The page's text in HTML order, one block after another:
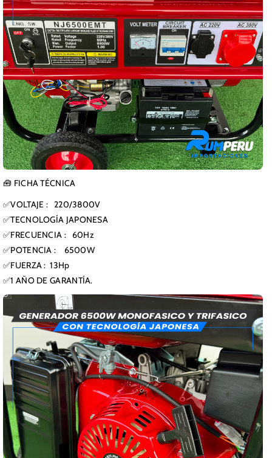
🧰 FICHA TÉCNICA
✅VOLTAJE : 220/3800V
✅TECNOLOGÍA JAPONESA
✅FRECUENCIA : 60Hz
✅POTENCIA : 6500W
✅FUERZA : 13Hp
✅1 AÑO DE GARANTÍA.